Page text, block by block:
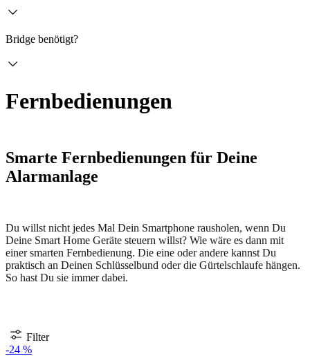
Bridge benötigt?
Fernbedienungen
Smarte Fernbedienungen für Deine
Alarmanlage
Du willst nicht jedes Mal Dein Smartphone rausholen, wenn Du
Deine Smart Home Geräte steuern willst? Wie wäre es dann mit
einer smarten Fernbedienung. Die eine oder andere kannst Du
praktisch an Deinen Schlüsselbund oder die Gürtelschlaufe hängen.
So hast Du sie immer dabei.
Filter
-24 %